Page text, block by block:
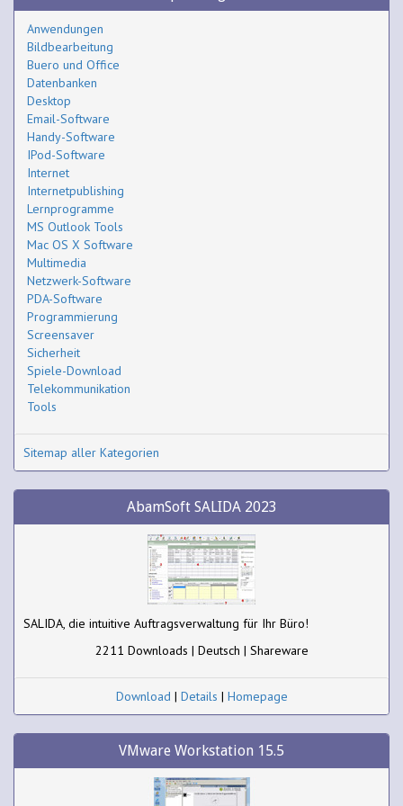
Anwendungen
Bildbearbeitung
Buero und Office
Datenbanken
Desktop
Email-Software
Handy-Software
IPod-Software
Internet
Internetpublishing
Lernprogramme
MS Outlook Tools
Mac OS X Software
Multimedia
Netzwerk-Software
PDA-Software
Programmierung
Screensaver
Sicherheit
Spiele-Download
Telekommunikation
Tools
Sitemap aller Kategorien
AbamSoft SALIDA 2023
SALIDA, die intuitive Auftragsverwaltung für Ihr Büro!
2211 Downloads | Deutsch | Shareware
Download | Details | Homepage
VMware Workstation 15.5